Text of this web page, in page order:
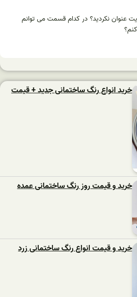
عنوان نکردید؟ در کدام قسمت می توانم
خرید انواع رنگ ساختمانی جدید + قیمت
خرید و قیمت روز رنگ ساختمانی عمده
خرید و قیمت انواع رنگ ساختمانی زرد